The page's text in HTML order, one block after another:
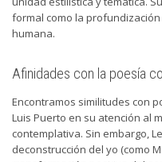
formal como la
humana.
Afinidades con la poesía
Encontramos similitudes con
Luis Puerto en su atención al
contemplativa. Sin embargo,
deconstrucción del yo (como